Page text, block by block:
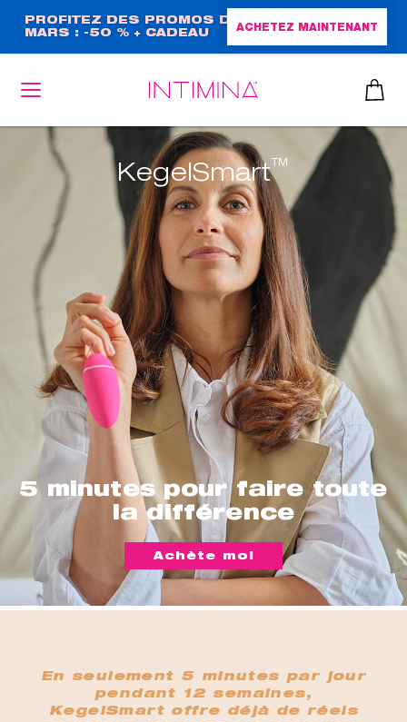
contenu
principal
PROFITEZ DES PROMOS DE
MARS : -50 % + CADEAU
ACHETEZ MAINTENANT
5 minutes pour faire toute
la différence
KegelSmart™
Achète moi
En seulement 5 minutes par jour
pendant 12 semaines,
KegelSmart offre déjà de réels